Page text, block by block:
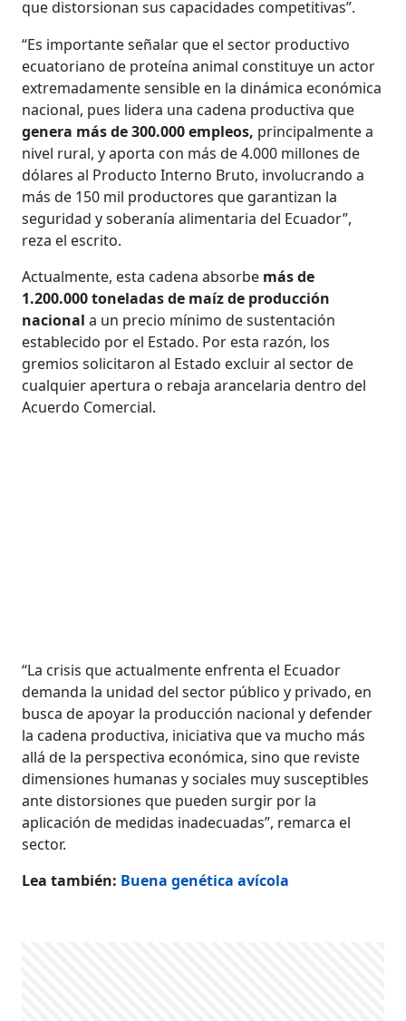
que distorsionan sus capacidades competitivas”.
“Es importante señalar que el sector productivo
ecuatoriano de proteína animal constituye un actor
extremadamente sensible en la dinámica económica
nacional, pues lidera una cadena productiva que
genera más de 300.000 empleos, principalmente a
nivel rural, y aporta con más de 4.000 millones de
dólares al Producto Interno Bruto, involucrando a
más de 150 mil productores que garantizan la
seguridad y soberanía alimentaria del Ecuador”,
reza el escrito.
Actualmente, esta cadena absorbe más de
1.200.000 toneladas de maíz de producción
nacional a un precio mínimo de sustentación
establecido por el Estado. Por esta razón, los
gremios solicitaron al Estado excluir al sector de
cualquier apertura o rebaja arancelaria dentro del
Acuerdo Comercial.
“La crisis que actualmente enfrenta el Ecuador
demanda la unidad del sector público y privado, en
busca de apoyar la producción nacional y defender
la cadena productiva, iniciativa que va mucho más
allá de la perspectiva económica, sino que reviste
dimensiones humanas y sociales muy susceptibles
ante distorsiones que pueden surgir por la
aplicación de medidas inadecuadas”, remarca el
sector.
Lea también: Buena genética avícola